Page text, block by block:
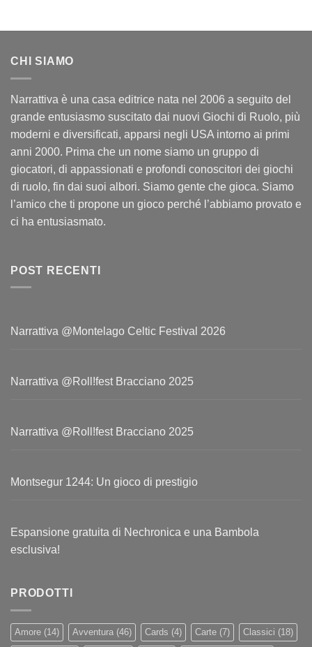
CHI SIAMO
Narrattiva è una casa editrice nata nel 2006 a seguito del
grande entusiasmo suscitato dai nuovi Giochi di Ruolo, più
moderni e diversificati, apparsi negli USA intorno ai primi
anni 2000. Prima che un nome siamo un gruppo di
giocatori, di appassionati e profondi conoscitori dei giochi
di ruolo, fin dai suoi albori. Siamo gente che gioca. Siamo
l’amico che ti propone un gioco perché l’abbiamo provato e
ci ha entusiasmato.
POST RECENTI
Narrattiva @Montelago Celtic Festival 2026
Narrattiva @Roll!fest Bracciano 2025
Narrattiva @Roll!fest Bracciano 2025
Montsegur 1244: Un gioco di prestigio
Espansione gratuita di Nechronica e una Bambola
esclusiva!
PRODOTTI
Amore (14) Avventura (46) Cards (4) Carte (7) Classici (18)